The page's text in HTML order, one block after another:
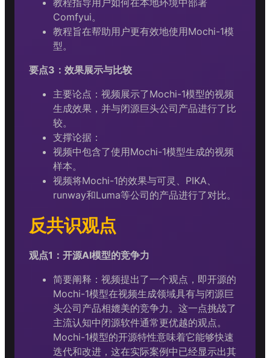
Comfyui。
教程旨在帮助用户更有效地使用Mochi-1模
型。
要点3：效果展示与比较
主要论点：视频展示了Mochi-1模型的视频
生成效果，并与闭源巨头公司产品进行了比
较。
支撑论据：
视频中包含了使用Mochi-1模型生成的视频
样本。
视频将Mochi-1的效果与可灵、PIKA、
runway和Luma等公司的产品进行了对比。
反共识观点
观点1：开源AI模型的竞争力
简要阐释：视频提出了一个观点，即开源的
Mochi-1模型在视频生成领域具有与闭源巨
头公司产品相媲美的竞争力。这一点挑战了
主流认知中闭源软件通常更优越的观点。
Mochi-1模型的开源特性意味着它能够快速
迭代和改进，这在实际案例中已经显示出其